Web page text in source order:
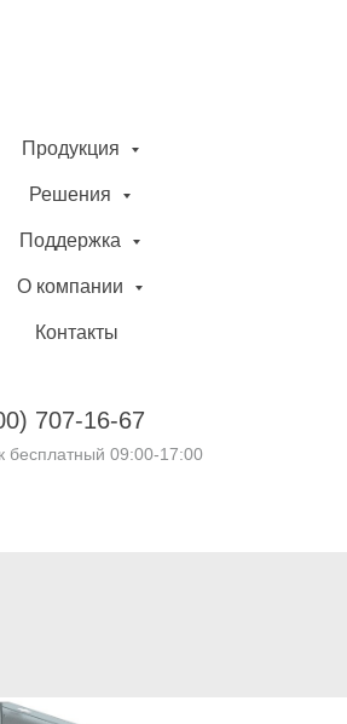
Продукция
Решения
Поддержка
О компании
Контакты
707-16-67
бесплатный 09:00-17:00